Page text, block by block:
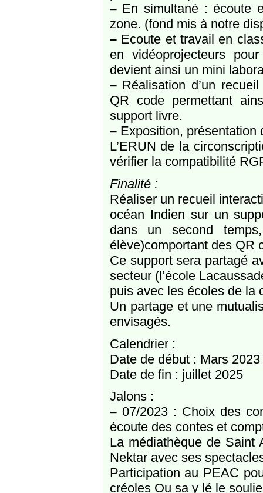
–En simultané : écoute
zone. (fond mis à notre
–Ecoute et travail en
en vidéoprojecteurs
devient ainsi un mini
–Réalisation d’un
QR code permettant
support livre.
–Exposition, présentation
L’ERUN de la
vérifier la compatibilité
Finalité :
Réaliser un recueil
océan Indien sur un
dans un second
élève)comportant des QR
Ce support sera partagé
secteur (l’école
puis avec les écoles de la
Un partage et une
envisagés.
Calendrier :
Date de début : Mars 2023
Date de fin : juillet 2025
Jalons :
–07/2023 : Choix des
écoute des contes et
La médiathèque de Saint
Nektar avec ses
Participation au PEAC
créoles Ou sa y lé le